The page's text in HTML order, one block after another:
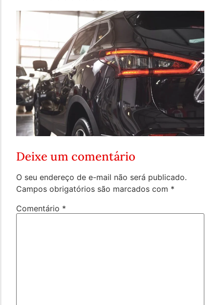
Deixe um comentário
O seu endereço de e-mail não será publicado.
Campos obrigatórios são marcados com *
Comentário *